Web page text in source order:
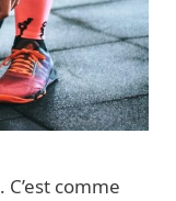
. C’est comme